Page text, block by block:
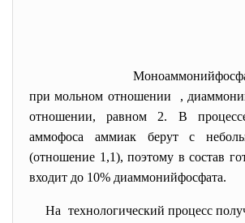
при мольном отношении
,
отношении, равном 2. В процессе
аммофоса аммиак берут с
(отношение 1,1), поэтому в состав
входит до 10% диаммонийфосфата.
На технологический процесс